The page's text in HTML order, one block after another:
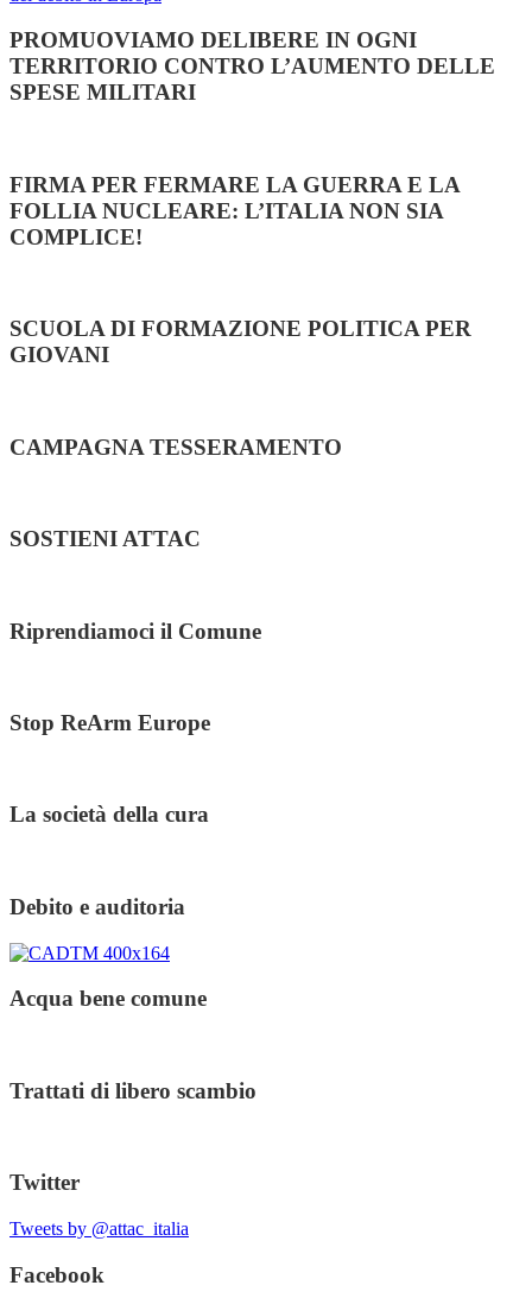
PROMUOVIAMO DELIBERE IN OGNI
TERRITORIO CONTRO L’AUMENTO DELLE
SPESE MILITARI
FIRMA PER FERMARE LA GUERRA E LA
FOLLIA NUCLEARE: L’ITALIA NON SIA
COMPLICE!
SCUOLA DI FORMAZIONE POLITICA PER
GIOVANI
CAMPAGNA TESSERAMENTO
SOSTIENI ATTAC
Riprendiamoci il Comune
Stop ReArm Europe
La società della cura
Debito e auditoria
Acqua bene comune
Trattati di libero scambio
Twitter
Tweets by @attac_italia
Facebook